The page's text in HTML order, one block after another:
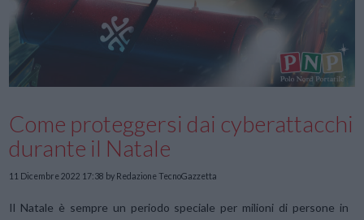
Come proteggersi dai cyberattacchi
durante il Natale
11 Dicembre 2022 17:38 by Redazione TecnoGazzetta
Il Natale è sempre un periodo speciale per milioni di persone in